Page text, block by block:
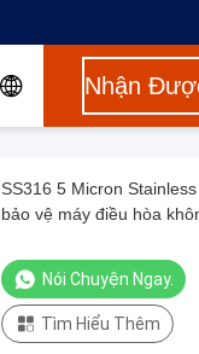
SS316 5 Micron
bảo vệ máy điều hòa
Nói Chuyện Ngay.
Tìm Hiểu Thêm